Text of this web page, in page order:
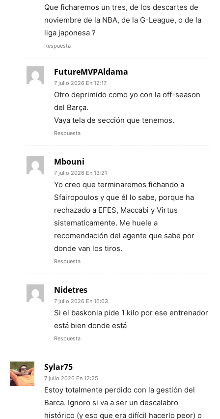
Que ficharemos un tres, de los descartes de
noviembre de la NBA, de la G-League, o de la
liga japonesa ?
Respuesta
FutureMVPAldama
7 julio 2026 En 12:17
Otro deprimido como yo con la off-season
del Barça.
Vaya tela de sección que tenemos.
Respuesta
Mbouni
7 julio 2026 En 13:21
Yo creo que terminaremos fichando a
Sfairopoulos y que él lo sabe, porque ha
rechazado a EFES, Maccabi y Virtus
sistematicamente. Me huele a
recomendación del agente que sabe por
donde van los tiros.
Respuesta
Nidetres
7 julio 2026 En 16:03
Si el baskonia pide 1 kilo por ese entrenador
está bien donde está
Respuesta
Sylar75
7 julio 2026 En 12:25
Estoy totalmente perdido con la gestión del
Barca. Ignoro si va a ser un descalabro
histórico (y eso que era difícil hacerlo peor) o